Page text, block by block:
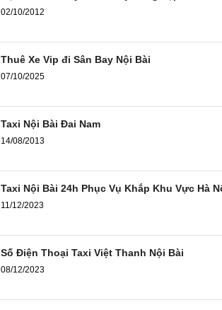
02/10/2012
Thuê Xe Vip đi Sân Bay Nội Bài
07/10/2025
Taxi Nội Bài Đai Nam
14/08/2013
Taxi Nội Bài 24h Phục Vụ Khắp Khu Vực Hà
11/12/2023
Số Điện Thoại Taxi Việt Thanh Nội Bài
08/12/2023